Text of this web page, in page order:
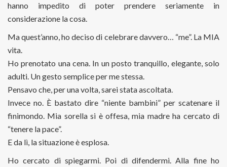
hanno impedito di poter prendere seriamente in
considerazione la cosa.
Ma quest’anno, ho deciso di celebrare davvero… “me”. La MIA
vita.
Ho prenotato una cena. In un posto tranquillo, elegante, solo
adulti. Un gesto semplice per me stessa.
Pensavo che, per una volta, sarei stata ascoltata.
Invece no. È bastato dire “niente bambini” per scatenare il
finimondo. Mia sorella si è offesa, mia madre ha cercato di
“tenere la pace”.
E da lì, la situazione è esplosa.
Ho cercato di spiegarmi. Poi di difendermi. Alla fine ho